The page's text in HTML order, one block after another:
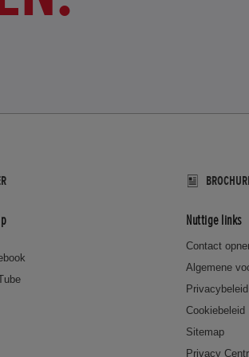
Nuttige links
Contact
Algemene
Privacybeleid
Cookiebeleid
Sitemap
Privacy